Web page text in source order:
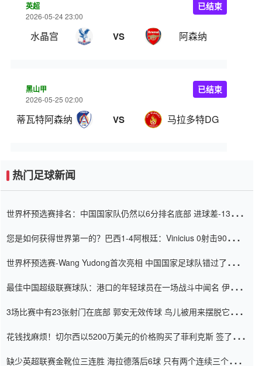
英超
2026-05-24 23:00
水晶宫 VS 阿森纳
已结束
黑山甲
2026-05-25 02:00
蒂瓦特阿森纳 VS 马拉多特DG
已结束
热门足球新闻
世界杯预选赛排名：中国国家队仍然以6分排名底部 进球差-13令人
您是如何获得世界第一的？巴西1-4阿根廷：Vinicius 0射击90分钟
世界杯预选赛-Wang Yudong首次亮相 中国国家足球队错过了世界
最佳中国超级联赛球队：港口的年轻球员在一场战斗中闻名 伊万放
3场比赛中有23张射门在底部 郭安无效传球 鸟儿被用来摆脱它
花钱找麻烦！切尔西以5200万美元的价格购买了菲利克斯 签了7年
缺少英超联赛金靴位三连胜 海拉德落后6球 只有两个连续三个连续